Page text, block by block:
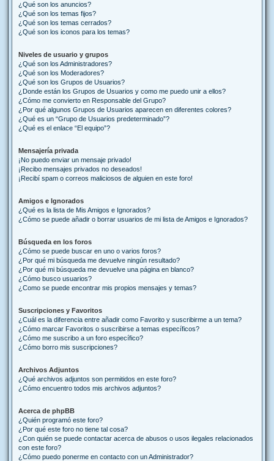
¿Qué son los anuncios?
¿Qué son los temas fijos?
¿Qué son los temas cerrados?
¿Qué son los iconos para los temas?
Niveles de usuario y grupos
¿Qué son los Administradores?
¿Qué son los Moderadores?
¿Qué son los Grupos de Usuarios?
¿Donde están los Grupos de Usuarios y como me puedo unir a ellos?
¿Cómo me convierto en Responsable del Grupo?
¿Por qué algunos Grupos de Usuarios aparecen en diferentes colores?
¿Qué es un “Grupo de Usuarios predeterminado”?
¿Qué es el enlace “El equipo”?
Mensajería privada
¡No puedo enviar un mensaje privado!
¡Recibo mensajes privados no deseados!
¡Recibí spam o correos maliciosos de alguien en este foro!
Amigos e Ignorados
¿Qué es la lista de Mis Amigos e Ignorados?
¿Cómo se puede añadir o borrar usuarios de mi lista de Amigos e Ignorados?
Búsqueda en los foros
¿Cómo se puede buscar en uno o varios foros?
¿Por qué mi búsqueda me devuelve ningún resultado?
¿Por qué mi búsqueda me devuelve una página en blanco?
¿Cómo busco usuarios?
¿Como se puede encontrar mis propios mensajes y temas?
Suscripciones y Favoritos
¿Cuál es la diferencia entre añadir como Favorito y suscribirme a un tema?
¿Cómo marcar Favoritos o suscribirse a temas específicos?
¿Cómo me suscribo a un foro específico?
¿Cómo borro mis suscripciones?
Archivos Adjuntos
¿Qué archivos adjuntos son permitidos en este foro?
¿Cómo encuentro todos mis archivos adjuntos?
Acerca de phpBB
¿Quién programó este foro?
¿Por qué este foro no tiene tal cosa?
¿Con quién se puede contactar acerca de abusos o usos ilegales relacionados
con este foro?
¿Cómo puedo ponerme en contacto con un Administrador?